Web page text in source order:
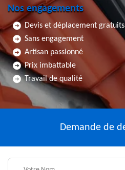
Nos engagements
Devis et déplacement gratuits
Sans engagement
Artisan passionné
Prix imbattable
Travail de qualité
Demande de